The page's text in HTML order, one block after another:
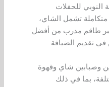
للحفلات
خدمات متكاملة تشمل الشاي،
عبر طاقم مدرب من أفضل
في تقديم الضيافة
وصبابين شاي وقهوة
بما في ذلك